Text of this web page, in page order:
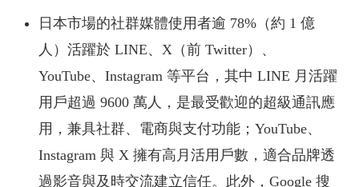
日本市場的社群媒體使用者逾 78%（約 1 億
人）活躍於 LINE、X（前 Twitter）、
YouTube、Instagram 等平台，其中 LINE 月活躍
用戶超過 9600 萬人，是最受歡迎的超級通訊應
用，兼具社群、電商與支付功能；YouTube、
Instagram 與 X 擁有高月活用戶數，適合品牌透
過影音與及時交流建立信任。此外，Google 搜